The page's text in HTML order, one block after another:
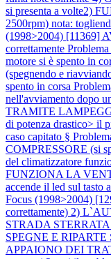
si presenta a volte2)
2500rpm) nota:
(1998>2004) [11369]
correttamente
motore si è spento in
(spegnendo e
spento in corsa
nell'avviamento dopo
TRAMITE
di potenza drastico> il
caso capitato §
COMPRESSORE (si
del climatizzatore
FUNZIONA LA
accende il led sul tasto
Focus (1998>2004)
correttamente) 2)
STRADA
SPEGNE E
APPAIONO DEI